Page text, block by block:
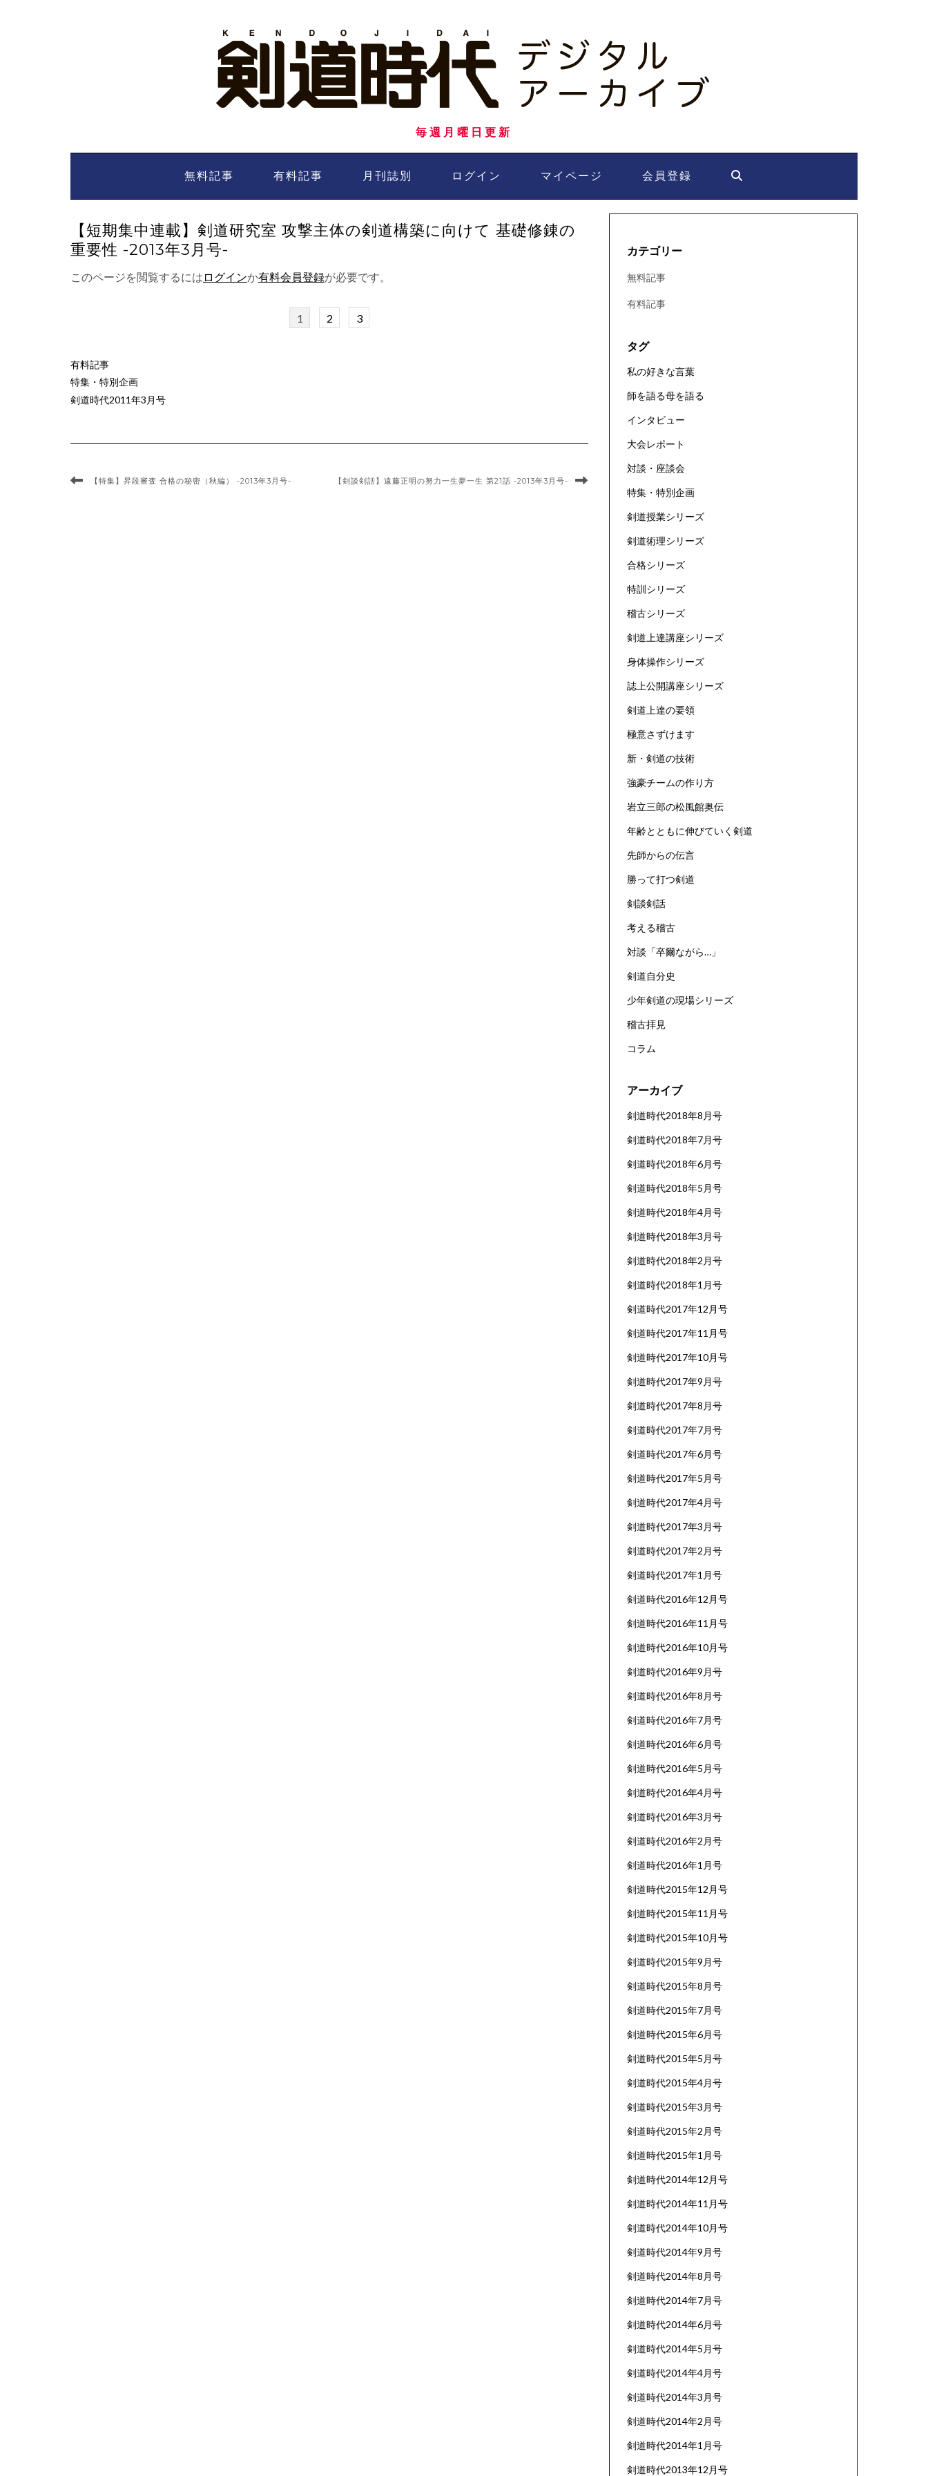
毎週月曜日更新
無料記事 有料記事 月刊誌別 ログイン マイページ 会員登録
【短期集中連載】剣道研究室 攻撃主体の剣道構築に向けて 基礎修錬の
重要性 -2013年3月号-
このページを閲覧するには ログインか有料会員登録が必要です。
1 2 3
有料記事
特集・特別企画
剣道時代2011年3月号
【特集】昇段審査 合格の秘密（秋編） -2013年3月号- 【剣談剣話】遠藤正明の努力一生夢一生 第21話 -2013年3月号-
カテゴリー
無料記事
有料記事
タグ
私の好きな言葉
師を語る母を語る
インタビュー
大会レポート
対談・座談会
特集・特別企画
剣道授業シリーズ
剣道術理シリーズ
合格シリーズ
特訓シリーズ
稽古シリーズ
剣道上達講座シリーズ
身体操作シリーズ
誌上公開講座シリーズ
剣道上達の要領
極意さずけます
新・剣道の技術
強豪チームの作り方
岩立三郎の松風館奥伝
年齢とともに伸びていく剣道
先師からの伝言
勝って打つ剣道
剣談剣話
考える稽古
対談「卒爾ながら…」
剣道自分史
少年剣道の現場シリーズ
稽古拝見
コラム
アーカイブ
剣道時代2018年8月号
剣道時代2018年7月号
剣道時代2018年6月号
剣道時代2018年5月号
剣道時代2018年4月号
剣道時代2018年3月号
剣道時代2018年2月号
剣道時代2018年1月号
剣道時代2017年12月号
剣道時代2017年11月号
剣道時代2017年10月号
剣道時代2017年9月号
剣道時代2017年8月号
剣道時代2017年7月号
剣道時代2017年6月号
剣道時代2017年5月号
剣道時代2017年4月号
剣道時代2017年3月号
剣道時代2017年2月号
剣道時代2017年1月号
剣道時代2016年12月号
剣道時代2016年11月号
剣道時代2016年10月号
剣道時代2016年9月号
剣道時代2016年8月号
剣道時代2016年7月号
剣道時代2016年6月号
剣道時代2016年5月号
剣道時代2016年4月号
剣道時代2016年3月号
剣道時代2016年2月号
剣道時代2016年1月号
剣道時代2015年12月号
剣道時代2015年11月号
剣道時代2015年10月号
剣道時代2015年9月号
剣道時代2015年8月号
剣道時代2015年7月号
剣道時代2015年6月号
剣道時代2015年5月号
剣道時代2015年4月号
剣道時代2015年3月号
剣道時代2015年2月号
剣道時代2015年1月号
剣道時代2014年12月号
剣道時代2014年11月号
剣道時代2014年10月号
剣道時代2014年9月号
剣道時代2014年8月号
剣道時代2014年7月号
剣道時代2014年6月号
剣道時代2014年5月号
剣道時代2014年4月号
剣道時代2014年3月号
剣道時代2014年2月号
剣道時代2014年1月号
剣道時代2013年12月号